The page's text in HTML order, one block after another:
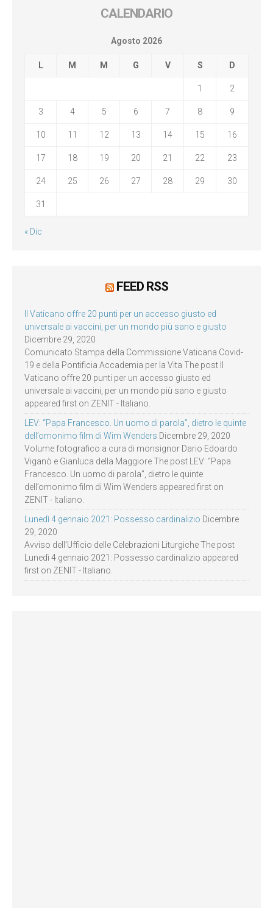
CALENDARIO
Agosto 2026
L M M G V S D
1 2
3 4 5 6 7 8 9
10 11 12 13 14 15 16
17 18 19 20 21 22 23
24 25 26 27 28 29 30
31
« Dic
FEED RSS
Il Vaticano offre 20 punti per un accesso giusto ed
universale ai vaccini, per un mondo più sano e giusto
Dicembre 29, 2020
Comunicato Stampa della Commissione Vaticana Covid-
19 e della Pontificia Accademia per la Vita The post Il
Vaticano offre 20 punti per un accesso giusto ed
universale ai vaccini, per un mondo più sano e giusto
appeared first on ZENIT - Italiano.
LEV: “Papa Francesco. Un uomo di parola”, dietro le quinte
dell’omonimo film di Wim Wenders Dicembre 29, 2020
Volume fotografico a cura di monsignor Dario Edoardo
Viganò e Gianluca della Maggiore The post LEV: “Papa
Francesco. Un uomo di parola”, dietro le quinte
dell’omonimo film di Wim Wenders appeared first on
ZENIT - Italiano.
Lunedì 4 gennaio 2021: Possesso cardinalizio Dicembre
29, 2020
Avviso dell’Ufficio delle Celebrazioni Liturgiche The post
Lunedì 4 gennaio 2021: Possesso cardinalizio appeared
first on ZENIT - Italiano.